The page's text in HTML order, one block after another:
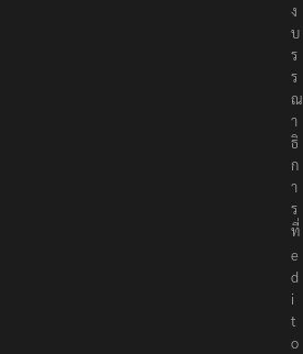
ง
บ
ร
ร
ณ
า
ธิ
ก
า
ร
ที่
e
d
i
t
o